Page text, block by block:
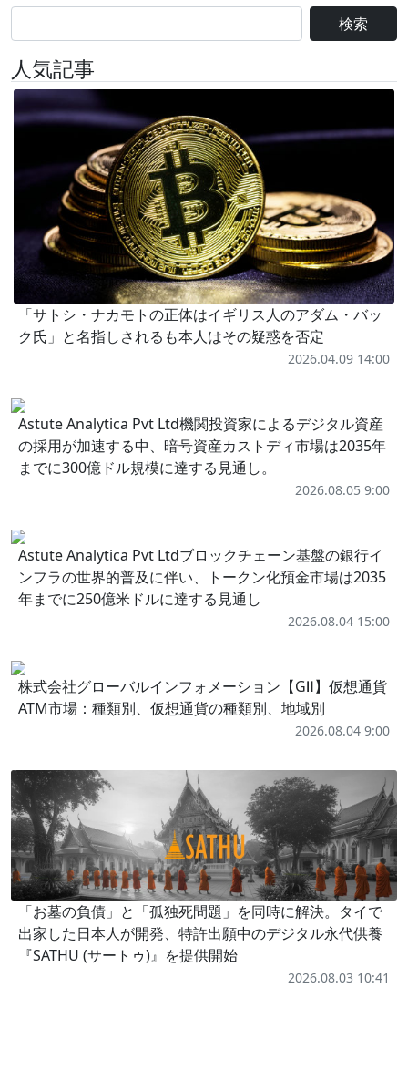
検索
人気記事
「サトシ・ナカモトの正体はイギリス人のアダム・バッ
ク氏」と名指しされるも本人はその疑惑を否定
2026.04.09 14:00
Astute Analytica Pvt Ltd機関投資家によるデジタル資産
の採用が加速する中、暗号資産カストディ市場は2035年
までに300億ドル規模に達する見通し。
2026.08.05 9:00
Astute Analytica Pvt Ltdブロックチェーン基盤の銀行イ
ンフラの世界的普及に伴い、トークン化預金市場は2035
年までに250億米ドルに達する見通し
2026.08.04 15:00
株式会社グローバルインフォメーション【GⅡ】仮想通貨
ATM市場：種類別、仮想通貨の種類別、地域別
2026.08.04 9:00
「お墓の負債」と「孤独死問題」を同時に解決。タイで
出家した日本人が開発、特許出願中のデジタル永代供養
『SATHU (サートゥ)』を提供開始
2026.08.03 10:41